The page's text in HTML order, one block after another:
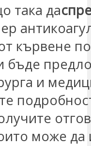
така да
кървене
бъде
и
може да